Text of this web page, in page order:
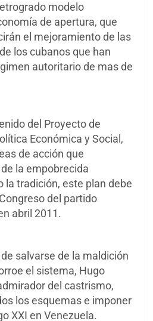
modelo
de apertura, que
el mejoramiento de las
los cubanos que han
autoritario de mas de
del Proyecto de
Económica y Social,
de acción que
la empobrecida
la tradición, este plan debe
del partido
abril 2011.
salvarse de la maldición
el sistema, Hugo
del castrismo,
los esquemas e imponer
XXI en Venezuela.